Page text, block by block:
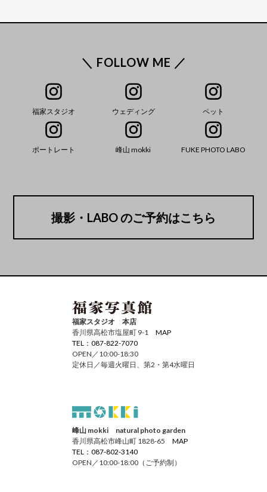
＼ FOLLOW ME ／
福家スタジオ ウェディング ペット
ポートレート 峰山 mokki FUKE PHOTO LABO
撮影・LABO のご予約はこちら
福家スタジオ 本店
香川県高松市塩屋町 9-1 MAP
TEL：087-822-7070
OPEN／10:00-18:30
定休日／毎週火曜日、第2・第4水曜日
峰山 mokki natural photo garden
香川県高松市峰山町 1828-65 MAP
TEL：087-802-3140
OPEN／10:00-18:00（ご予約制）